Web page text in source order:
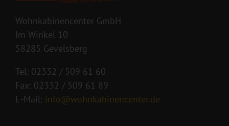
Wohnkabinencenter GmbH
Im Winkel 10
58285 Gevelsberg
Tel: 02332 / 509 61 60
Fax: 02332 / 509 61 89
E-Mail: info@wohnkabinencenter.de